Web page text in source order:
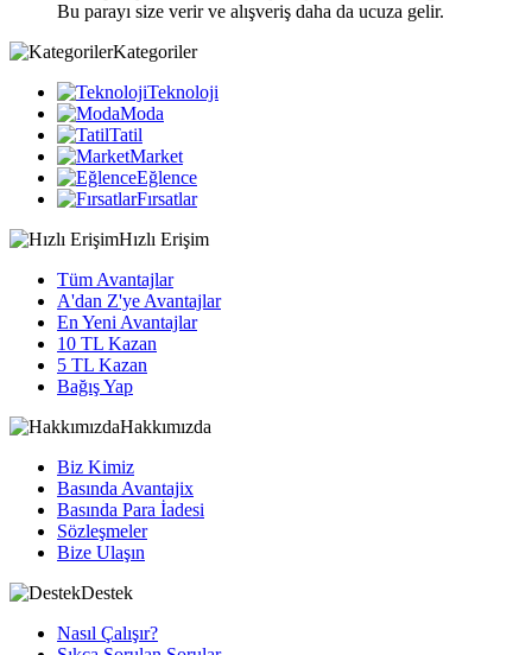
Bu parayı size verir ve alışveriş daha da ucuza gelir.
Kategoriler
Teknoloji
Moda
Tatil
Market
Eğlence
Fırsatlar
Hızlı Erişim
Tüm Avantajlar
A'dan Z'ye Avantajlar
En Yeni Avantajlar
10 TL Kazan
5 TL Kazan
Bağış Yap
Hakkımızda
Biz Kimiz
Basında Avantajix
Basında Para İadesi
Sözleşmeler
Bize Ulaşın
Destek
Nasıl Çalışır?